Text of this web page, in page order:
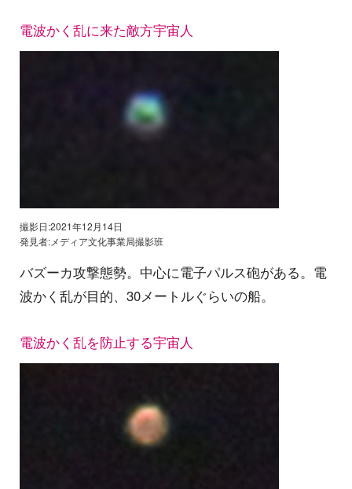
電波かく乱に来た敵方宇宙人
撮影日:2021年12月14日
発見者:メディア文化事業局撮影班
バズーカ攻撃態勢。中心に電子パルス砲がある。電
波かく乱が目的、30メートルぐらいの船。
電波かく乱を防止する宇宙人